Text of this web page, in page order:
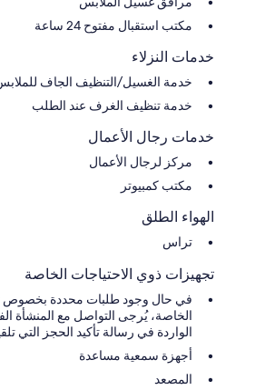
مكتب استقبال مفتوح 24 ساعة
خدمات النزلاء
خدمة الغسيل/التنظيف الجاف
خدمة تنظيف الغرف عند الطلب
خدمات رجال الأعمال
مركز لرجال الأعمال
مكتب كمبيوتر
الهواء الطلق
تراس
تجهيزات ذوي الاحتياجات الخاصة
في حال وجود طلبات محددة بخصوص
الخاصة، يُرجى التواصل مع المنشأة
الواردة في رسالة تأكيد الحجز التي
أجهزة سمعية مساعدة
المصعد